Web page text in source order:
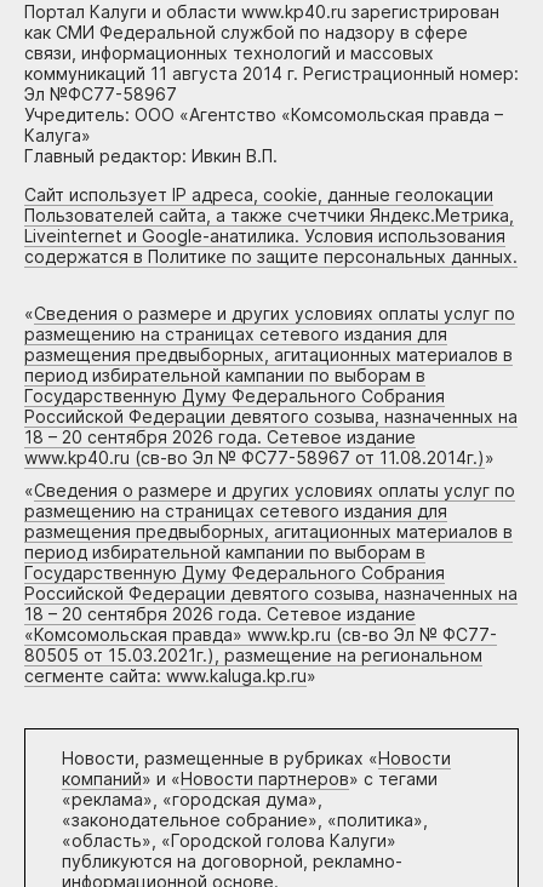
Портал Калуги и области www.kp40.ru зарегистрирован
как СМИ Федеральной службой по надзору в сфере
связи, информационных технологий и массовых
коммуникаций 11 августа 2014 г. Регистрационный номер:
Эл №ФС77-58967
Учредитель: ООО «Агентство «Комсомольская правда –
Калуга»
Главный редактор: Ивкин В.П.
Сайт использует IP адреса, cookie, данные геолокации
Пользователей сайта, а также счетчики Яндекс.Метрика,
Liveinternet и Google-анатилика. Условия использования
содержатся в Политике по защите персональных данных.
«Сведения о размере и других условиях оплаты услуг по
размещению на страницах сетевого издания для
размещения предвыборных, агитационных материалов в
период избирательной кампании по выборам в
Государственную Думу Федерального Собрания
Российской Федерации девятого созыва, назначенных на
18 – 20 сентября 2026 года. Сетевое издание
www.kp40.ru (св-во Эл № ФС77-58967 от 11.08.2014г.)»
«Сведения о размере и других условиях оплаты услуг по
размещению на страницах сетевого издания для
размещения предвыборных, агитационных материалов в
период избирательной кампании по выборам в
Государственную Думу Федерального Собрания
Российской Федерации девятого созыва, назначенных на
18 – 20 сентября 2026 года. Сетевое издание
«Комсомольская правда» www.kp.ru (св-во Эл № ФС77-
80505 от 15.03.2021г.), размещение на региональном
сегменте сайта: www.kaluga.kp.ru»
Новости, размещенные в рубриках «Новости
компаний» и «Новости партнеров» с тегами
«реклама», «городская дума»,
«законодательное собрание», «политика»,
«область», «Городской голова Калуги»
публикуются на договорной, рекламно-
информационной основе.